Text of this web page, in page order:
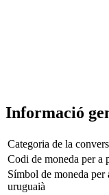
Informació
Categoria de la
Codi de moneda per a
Símbol de moneda per
uruguaià